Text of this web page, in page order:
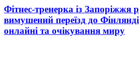
Фітнес-тренерка із Запоріжжя
вимушений переїзд до
онлайні та очікування миру